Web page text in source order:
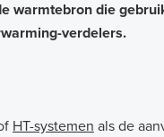
warmtebron die
verdelers.
HT-systemen als de